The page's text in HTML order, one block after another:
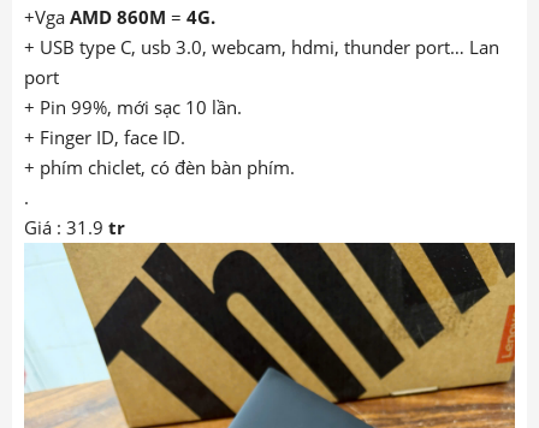
+Vga AMD 860M = 4G.
+ USB type C, usb 3.0, webcam, hdmi, thunder port… Lan
port
+ Pin 99%, mới sạc 10 lần.
+ Finger ID, face ID.
+ phím chiclet, có đèn bàn phím.
.
Giá : 31.9 tr